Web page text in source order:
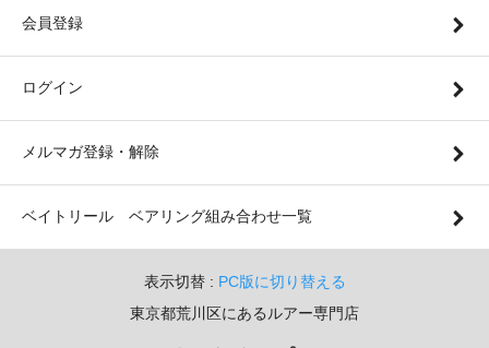
会員登録
ログイン
メルマガ登録・解除
ベイトリール ベアリング組み合わせ一覧
表示切替 : PC版に切り替える
東京都荒川区にあるルアー専門店